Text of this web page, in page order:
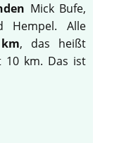
Mick Bufe,
Hempel. Alle
, das heißt
10 km. Das ist